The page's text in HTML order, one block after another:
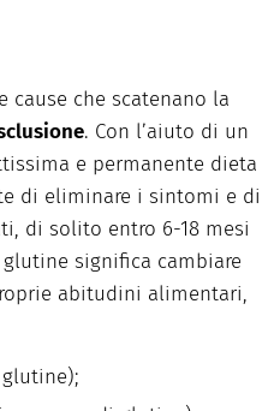
cause che scatenano la
. Con l’aiuto di un
e permanente dieta
di eliminare i sintomi e di
di solito entro 6-18 mesi
significa cambiare
abitudini alimentari,